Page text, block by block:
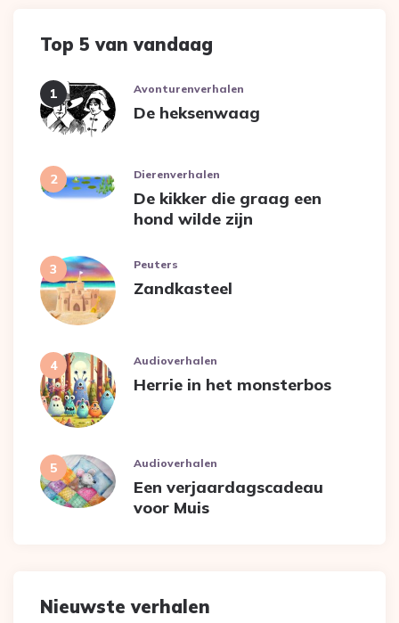
Top 5 van vandaag
Avonturenverhalen
De heksenwaag
Dierenverhalen
De kikker die graag een
hond wilde zijn
Peuters
Zandkasteel
Audioverhalen
Herrie in het monsterbos
Audioverhalen
Een verjaardagscadeau
voor Muis
Nieuwste verhalen